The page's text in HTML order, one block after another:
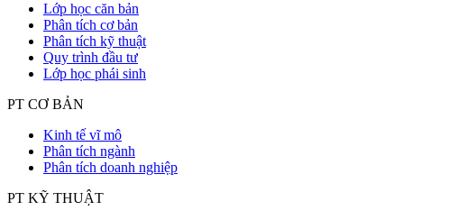
Lớp học căn bản
Phân tích cơ bản
Phân tích kỹ thuật
Quy trình đầu tư
Lớp học phái sinh
PT CƠ BẢN
Kinh tế vĩ mô
Phân tích ngành
Phân tích doanh nghiệp
PT KỸ THUẬT